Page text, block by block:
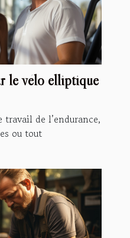
le vélo elliptique
travail de l’endurance,
ou tout